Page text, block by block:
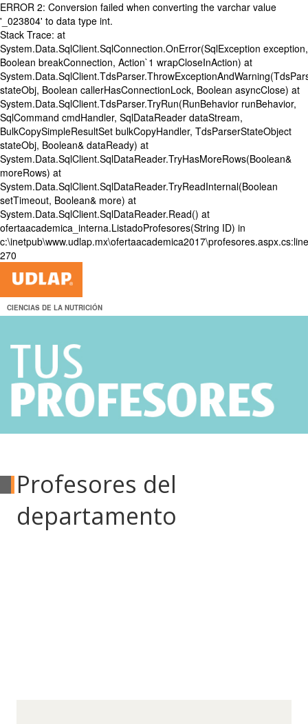
ERROR 2: Conversion failed when converting the varchar value
'_023804' to data type int.
Stack Trace: at
System.Data.SqlClient.SqlConnection.OnError(SqlException exception,
Boolean breakConnection, Action`1 wrapCloseInAction) at
stateObj, Boolean callerHasConnectionLock, Boolean asyncClose) at
System.Data.SqlClient.TdsParser.TryRun(RunBehavior runBehavior,
SqlCommand cmdHandler, SqlDataReader dataStream,
BulkCopySimpleResultSet bulkCopyHandler, TdsParserStateObject
stateObj, Boolean& dataReady) at
System.Data.SqlClient.SqlDataReader.TryHasMoreRows(Boolean&
moreRows) at
System.Data.SqlClient.SqlDataReader.TryReadInternal(Boolean
setTimeout, Boolean& more) at
System.Data.SqlClient.SqlDataReader.Read() at
ofertaacademica_interna.ListadoProfesores(String ID) in
c:\inetpub\www.udlap.mx\ofertaacademica2017\profesores.aspx.cs:line
270
CIENCIAS DE LA NUTRICIÓN
Profesores del
departamento